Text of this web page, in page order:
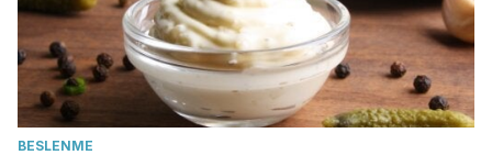
BESLENME